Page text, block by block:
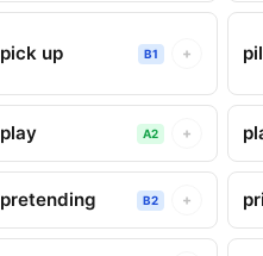
pick up B1 +
play A2 +
pretending B2 +